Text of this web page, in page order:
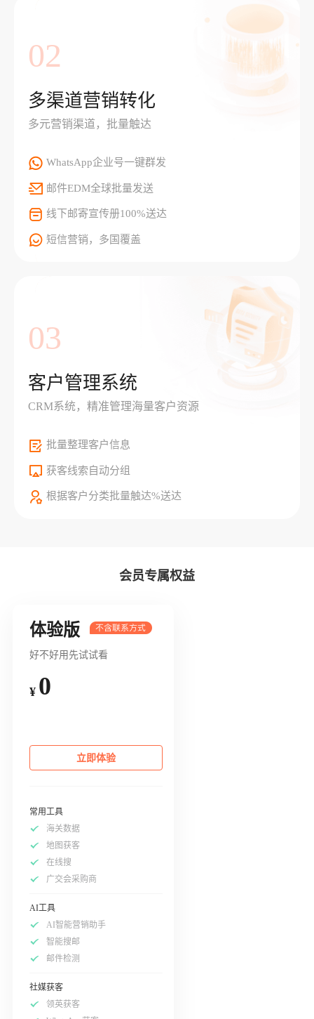
02
多渠道营销转化
多元营销渠道，批量触达
WhatsApp企业号一键群发
邮件EDM全球批量发送
线下邮寄宣传册100%送达
短信营销，多国覆盖
03
客户管理系统
CRM系统，精准管理海量客户资源
批量整理客户信息
获客线索自动分组
根据客户分类批量触达%送达
会员专属权益
体验版
好不好用先试试看
¥ 0
立即体验
常用工具
海关数据
地图获客
在线搜
广交会采购商
AI工具
AI智能营销助手
智能搜邮
邮件检测
社媒获客
领英获客